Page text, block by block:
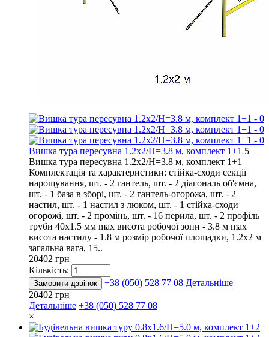
Вишка тура пересувна 1.2х2/Н=3.8 м, комплект 1+1 5
Вишка тура пересувна 1.2х2/Н=3.8 м, комплект 1+1
Комплектація та характеристики: стійка-сходи секції
нарощування, шт. - 2 гантель, шт. - 2 діагональ об'ємна,
шт. - 1 база в зборі, шт. - 2 гантель-огорожа, шт. - 2
настил, шт. - 1 настил з люком, шт. - 1 стійка-сходи
огорожі, шт. - 2 промінь, шт. - 16 перила, шт. - 2 профіль
труби 40х1.5 мм max висота робочої зони - 3.8 м max
висота настилу - 1.8 м розмір робочої площадки, 1.2х2 м
загальна вага, 15..
20402 грн
Кількість:
Замовити дзвінок +38 (050) 528 77 08 Детальніше
20402 грн
Детальніше +38 (050) 528 77 08
×